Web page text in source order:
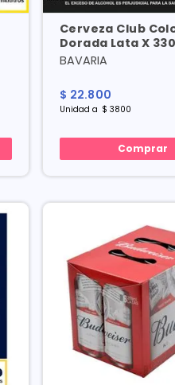
Cerveza Club
Dorada Lata X
Und Precio
BAVARIA
$ 22.800
Unidad a $ 3800
Comprar